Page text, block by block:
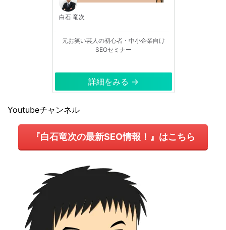
白石 竜次
元お笑い芸人の初心者・中小企業向け
SEOセミナー
詳細をみる →
Youtubeチャンネル
『白石竜次の最新SEO情報！』はこちら